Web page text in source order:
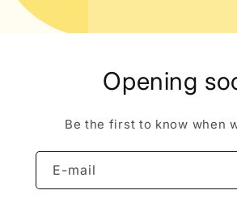
Opening
Be the first to know when
E-mail